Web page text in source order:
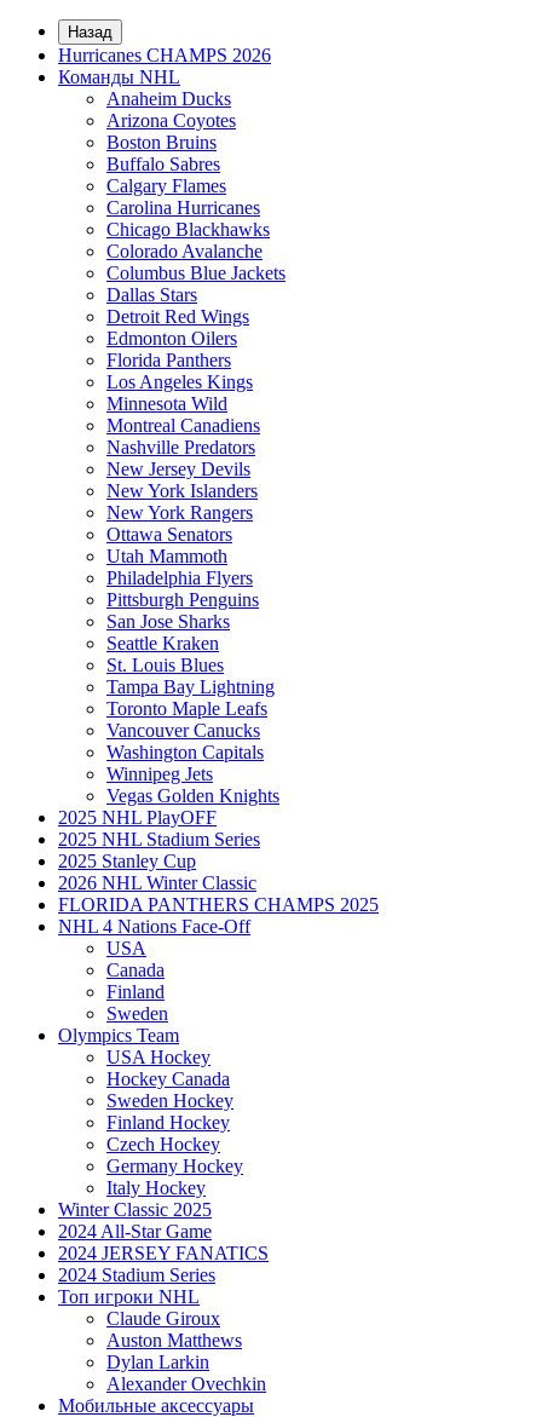
Назад
Hurricanes CHAMPS 2026
Команды NHL
Anaheim Ducks
Arizona Coyotes
Boston Bruins
Buffalo Sabres
Calgary Flames
Carolina Hurricanes
Chicago Blackhawks
Colorado Avalanche
Columbus Blue Jackets
Dallas Stars
Detroit Red Wings
Edmonton Oilers
Florida Panthers
Los Angeles Kings
Minnesota Wild
Montreal Canadiens
Nashville Predators
New Jersey Devils
New York Islanders
New York Rangers
Ottawa Senators
Utah Mammoth
Philadelphia Flyers
Pittsburgh Penguins
San Jose Sharks
Seattle Kraken
St. Louis Blues
Tampa Bay Lightning
Toronto Maple Leafs
Vancouver Canucks
Washington Capitals
Winnipeg Jets
Vegas Golden Knights
2025 NHL PlayOFF
2025 NHL Stadium Series
2025 Stanley Cup
2026 NHL Winter Classic
FLORIDA PANTHERS CHAMPS 2025
NHL 4 Nations Face-Off
USA
Canada
Finland
Sweden
Olympics Team
USA Hockey
Hockey Canada
Sweden Hockey
Finland Hockey
Czech Hockey
Germany Hockey
Italy Hockey
Winter Classic 2025
2024 All-Star Game
2024 JERSEY FANATICS
2024 Stadium Series
Топ игроки NHL
Claude Giroux
Auston Matthews
Dylan Larkin
Alexander Ovechkin
Мобильные аксессуары